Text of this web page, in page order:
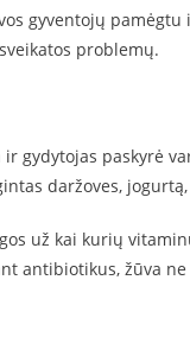
gyventojų
problemų.
ir gydytojas paskyrė
daržoves,
už kai kurių
antibiotikus, žūva